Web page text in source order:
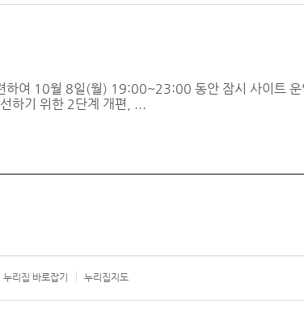
하여 10월 8일(월) 19:00~23:00 동안 잠시 사이트 운
하기 위한 2단계 개편, ...
누리집 바로잡기 누리집지도